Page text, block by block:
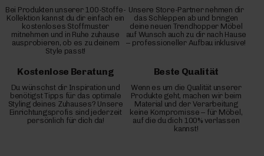
Bei Produkten unserer 100-Stoffe-
Kollektion kannst du dir einfach ein
kostenloses Stoffmuster
mitnehmen und in Ruhe zuhause
ausprobieren, ob es zu deinem
Style passt!
Unsere Store-Partner nehmen dir
das Schleppen ab und bringen
deine neuen Trendhopper Möbel
auf Wunsch auch zu dir nach Hause
– professioneller Aufbau inklusive!
Kostenlose Beratung
Du wünschst dir Inspiration und
benötigst Tipps für das optimale
Styling deines Zuhauses? Unsere
Einrichtungsprofis sind jederzeit
persönlich für dich da!
Beste Qualität
Wenn es um die Qualität unserer
Produkte geht, machen wir beim
Material und der Verarbeitung
keine Kompromisse – für Möbel,
auf die du dich 100% verlassen
kannst!